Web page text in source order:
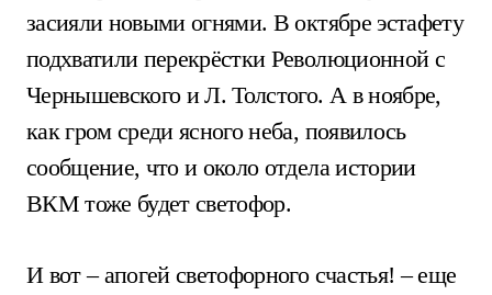
засияли новыми огнями. В октябре эстафету
подхватили перекрёстки Революционной с
Чернышевского и Л. Толстого. А в ноябре,
как гром среди ясного неба, появилось
сообщение, что и около отдела истории
ВКМ тоже будет светофор.
И вот – апогей светофорного счастья! – еще